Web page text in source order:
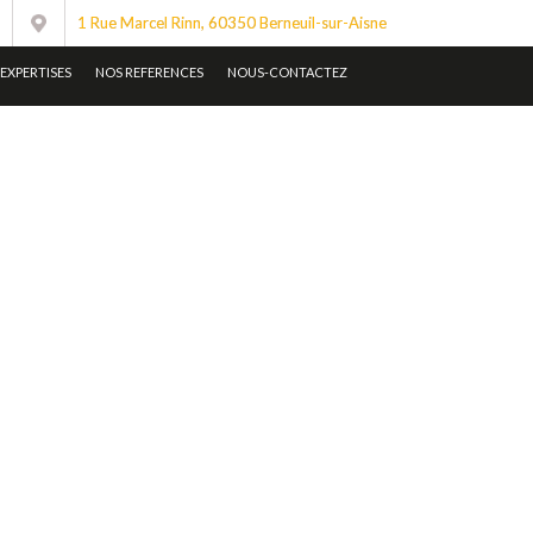
1 Rue Marcel Rinn, 60350 Berneuil-sur-Aisne
EXPERTISES NOS REFERENCES NOUS-CONTACTEZ